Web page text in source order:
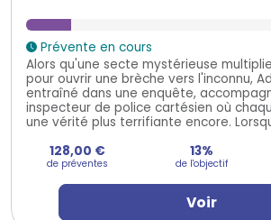
Prévente en cours
Alors qu'une secte mystérieuse
pour ouvrir une brèche vers l'inconnu,
entraîné dans une enquête,
inspecteur de police cartésien où
une vérité plus terrifiante encore.
128,00 €
de préventes
13%
de l'objectif
Voir